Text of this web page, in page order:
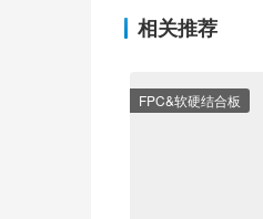
相关推荐
FPC&软硬结合板